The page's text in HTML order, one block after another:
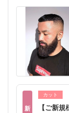
新
カット
【ご新